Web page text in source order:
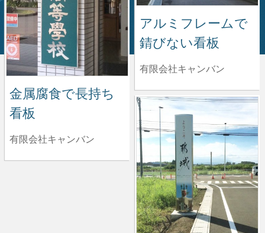
金属腐食で長持ち
看板
有限会社キャンバン
アルミフレームで
錆びない看板
有限会社キャンバン